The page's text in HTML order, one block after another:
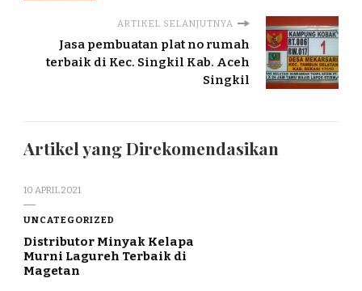
ARTIKEL SELANJUTNYA
Jasa pembuatan plat no rumah
terbaik di Kec. Singkil Kab. Aceh
Singkil
Artikel yang Direkomendasikan
10 APRIL 2021
UNCATEGORIZED
Distributor Minyak Kelapa
Murni Lagureh Terbaik di
Magetan